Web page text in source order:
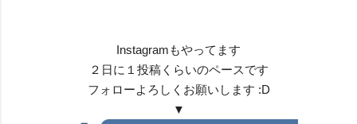
Instagramもやってます
２日に１投稿くらいのペースです
フォローよろしくお願いします :D
▼